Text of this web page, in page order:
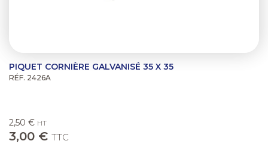
PIQUET CORNIÈRE GALVANISÉ 35 X 35
RÉF. 2426A
2,50 € HT
3,00 € TTC